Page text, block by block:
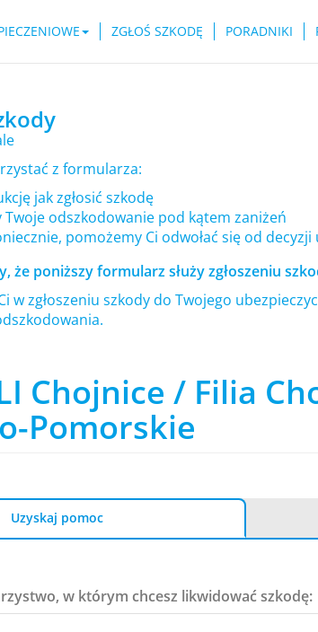
ZGŁOŚ SZKODĘ PORADNIKI
z formularza:
jak zgłosić szkodę
odszkodowanie pod kątem zaniżeń
pomożemy Ci odwołać się od decyzji
że poniższy formularz służy zgłoszeniu
w zgłoszeniu szkody do Twojego
Chojnice / Filia
Pomorskie
Uzyskaj pomoc
w którym chcesz likwidować szkodę: